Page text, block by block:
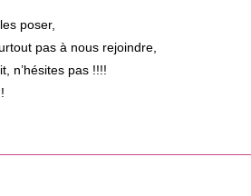
poser,
pas à nous rejoindre,
n’hésites pas !!!!